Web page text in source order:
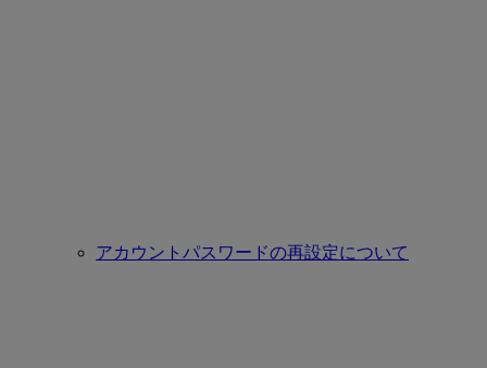
アカウントパスワードの再設定について